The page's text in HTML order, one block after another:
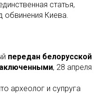
статья,
обвинения Киева.
передан белорусской
, 28 апреля
археолог и супруга